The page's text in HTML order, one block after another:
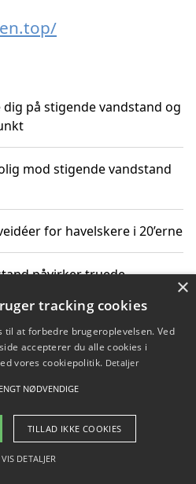
på stigende vandstand og
mod stigende vandstand
for havelskere i 20’erne
påvirker truede
vandrerygsække til
- Pilanto Aps
×
tracking cookies
til at forbedre brugeroplevelsen. Ved
accepterer du alle cookies i
vores cookiepolitik. Detaljer
NØDVENDIGE
TILLAD IKKE COOKIES
VIS DETALJER